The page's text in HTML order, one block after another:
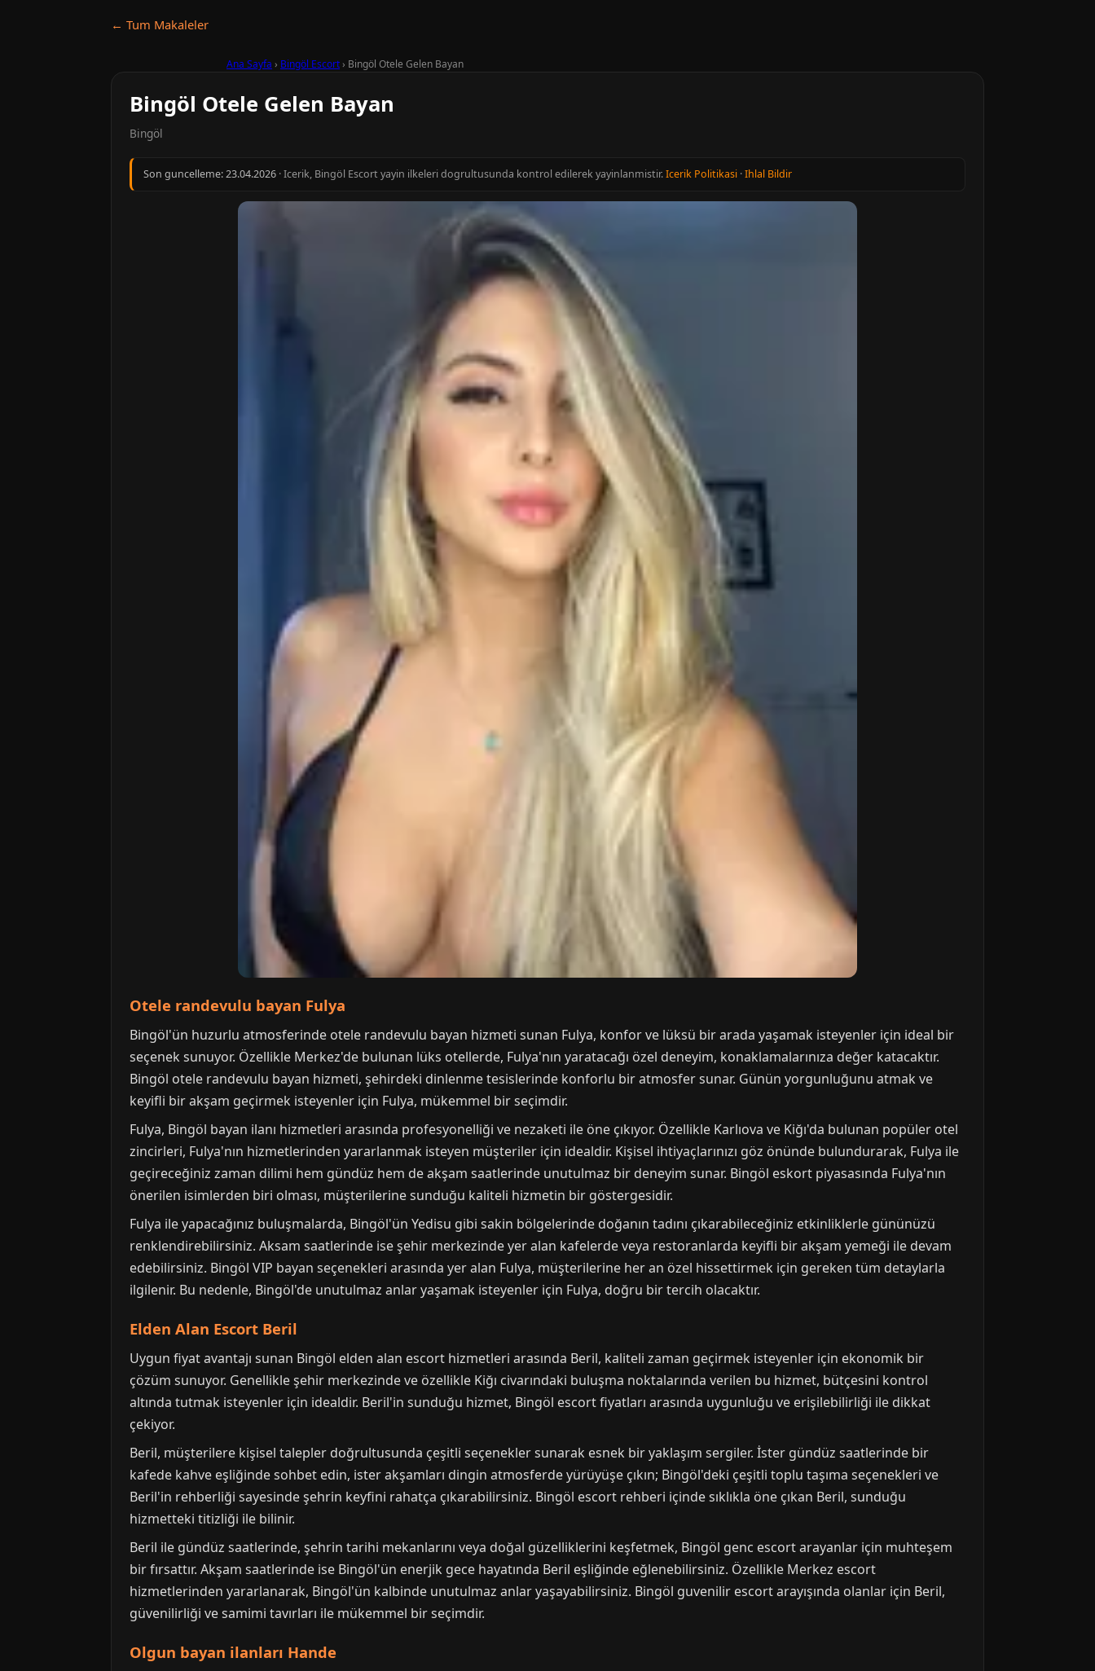
← Tum Makaleler
Ana Sayfa › Bingöl Escort› Bingöl Otele Gelen Bayan
Bingöl Otele Gelen Bayan
Bingöl
Son guncelleme:23.04.2026 · Icerik, Bingöl Escort yayin ilkeleri dogrultusunda kontrol edilerek yayinlanmistir.Icerik Politikasi ·Ihlal Bildir
Otele randevulu bayan Fulya
Bingöl'ün huzurlu atmosferinde otele randevulu bayan hizmeti sunan Fulya, konfor ve lüksü bir arada yaşamak isteyenler için ideal bir
seçenek sunuyor. Özellikle Merkez'de bulunan lüks otellerde, Fulya'nın yaratacağı özel deneyim, konaklamalarınıza değer katacaktır.
Bingöl otele randevulu bayan hizmeti, şehirdeki dinlenme tesislerinde konforlu bir atmosfer sunar. Günün yorgunluğunu atmak ve
keyifli bir akşam geçirmek isteyenler için Fulya, mükemmel bir seçimdir.
Fulya, Bingöl bayan ilanı hizmetleri arasında profesyonelliği ve nezaketi ile öne çıkıyor. Özellikle Karlıova ve Kiğı'da bulunan popüler otel
zincirleri, Fulya'nın hizmetlerinden yararlanmak isteyen müşteriler için idealdir. Kişisel ihtiyaçlarınızı göz önünde bulundurarak, Fulya ile
geçireceğiniz zaman dilimi hem gündüz hem de akşam saatlerinde unutulmaz bir deneyim sunar. Bingöl eskort piyasasında Fulya'nın
önerilen isimlerden biri olması, müşterilerine sunduğu kaliteli hizmetin bir göstergesidir.
Fulya ile yapacağınız buluşmalarda, Bingöl'ün Yedisu gibi sakin bölgelerinde doğanın tadını çıkarabileceğiniz etkinliklerle gününüzü
renklendirebilirsiniz. Aksam saatlerinde ise şehir merkezinde yer alan kafelerde veya restoranlarda keyifli bir akşam yemeği ile devam
edebilirsiniz. Bingöl VIP bayan seçenekleri arasında yer alan Fulya, müşterilerine her an özel hissettirmek için gereken tüm detaylarla
ilgilenir. Bu nedenle, Bingöl'de unutulmaz anlar yaşamak isteyenler için Fulya, doğru bir tercih olacaktır.
Elden Alan Escort Beril
Uygun fiyat avantajı sunan Bingöl elden alan escort hizmetleri arasında Beril, kaliteli zaman geçirmek isteyenler için ekonomik bir
çözüm sunuyor. Genellikle şehir merkezinde ve özellikle Kiğı civarındaki buluşma noktalarında verilen bu hizmet, bütçesini kontrol
altında tutmak isteyenler için idealdir. Beril'in sunduğu hizmet, Bingöl escort fiyatları arasında uygunluğu ve erişilebilirliği ile dikkat
çekiyor.
Beril, müşterilere kişisel talepler doğrultusunda çeşitli seçenekler sunarak esnek bir yaklaşım sergiler. İster gündüz saatlerinde bir
kafede kahve eşliğinde sohbet edin, ister akşamları dingin atmosferde yürüyüşe çıkın; Bingöl'deki çeşitli toplu taşıma seçenekleri ve
Beril'in rehberliği sayesinde şehrin keyfini rahatça çıkarabilirsiniz. Bingöl escort rehberi içinde sıklıkla öne çıkan Beril, sunduğu
hizmetteki titizliği ile bilinir.
Beril ile gündüz saatlerinde, şehrin tarihi mekanlarını veya doğal güzelliklerini keşfetmek, Bingöl genc escort arayanlar için muhteşem
bir fırsattır. Akşam saatlerinde ise Bingöl'ün enerjik gece hayatında Beril eşliğinde eğlenebilirsiniz. Özellikle Merkez escort
hizmetlerinden yararlanarak, Bingöl'ün kalbinde unutulmaz anlar yaşayabilirsiniz. Bingöl guvenilir escort arayışında olanlar için Beril,
güvenilirliği ve samimi tavırları ile mükemmel bir seçimdir.
Olgun bayan ilanları Hande